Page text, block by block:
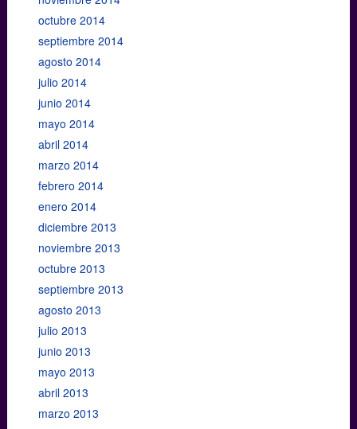
octubre 2014
septiembre 2014
agosto 2014
julio 2014
junio 2014
mayo 2014
abril 2014
marzo 2014
febrero 2014
enero 2014
diciembre 2013
noviembre 2013
octubre 2013
septiembre 2013
agosto 2013
julio 2013
junio 2013
mayo 2013
abril 2013
marzo 2013